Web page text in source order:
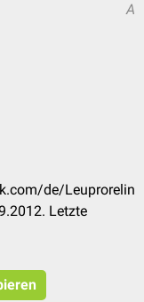
A
de/Leuprorelin
Letzte